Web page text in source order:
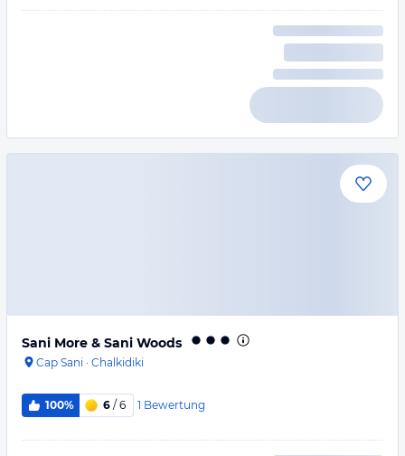
Sani More & Sani Woods
Cap Sani · Chalkidiki
100% 6 / 6 1 Bewertung